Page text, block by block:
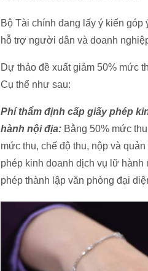
Bộ Tài chính đang lấy ý kiến
hỗ trợ người dân và doanh
Dự thảo đề xuất giảm 50% mức
Cụ thể như sau:
Phí thẩm định cấp giấy phép
hành nội địa: Bằng 50% mức
mức thu, chế độ thu, nộp và
phép kinh doanh dịch vụ lữ
phép thành lập văn phòng đại